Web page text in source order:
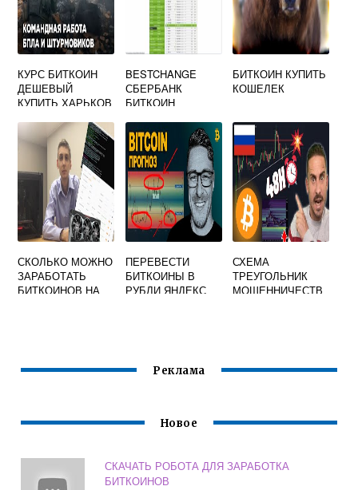
КУРС БИТКОИН
ДЕШЕВЫЙ
КУПИТЬ ХАРЬКОВ
BESTCHANGE
СБЕРБАНК
БИТКОИН
БИТКОИН КУПИТЬ
КОШЕЛЕК
СКОЛЬКО МОЖНО
ЗАРАБОТАТЬ
БИТКОИНОВ НА
ПЕРЕВЕСТИ
БИТКОИНЫ В
РУБЛИ ЯНДЕКС
СХЕМА
ТРЕУГОЛЬНИК
МОШЕННИЧЕСТВ
Реклама
Новое
СКАЧАТЬ РОБОТА ДЛЯ ЗАРАБОТКА
БИТКОИНОВ